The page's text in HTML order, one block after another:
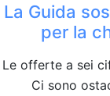
La Guida
per la
Le offerte a sei
Ci sono